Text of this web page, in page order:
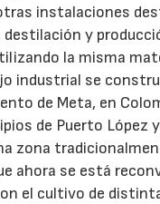
instalaciones
destilación y
la misma
industrial se
de Meta, en
de Puerto López
zona
ahora se está
el cultivo de